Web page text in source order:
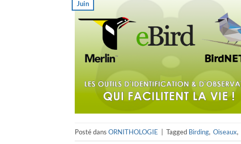
Juin
Posté dans ORNITHOLOGIE | Tagged Birding, Oiseaux,